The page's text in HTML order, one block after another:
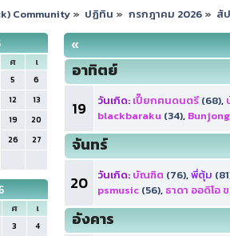
Community» ปฏิทิน » กรกฎาคม 2026» สั
ศ
เ
5
6
12
13
19
20
26
27
ศ
เ
3
4
«
อาทิตย์
19
วันเกิด: เปี๊ยกฅนดนตรี (68),
blackbaraku (34), Bunjong
จันทร์
20
วันเกิด: บัณฑิต (76),พี่ตุ้ม
psmusic (56), ธาดา ออดิโอ
อังคาร